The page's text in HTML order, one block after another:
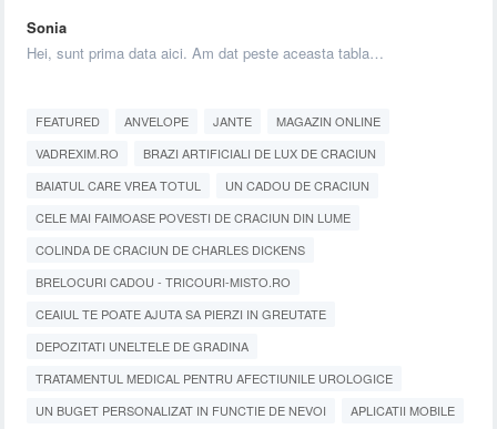
Sonia
Hei, sunt prima data aici. Am dat peste aceasta tabla…
FEATURED ANVELOPE JANTE
MAGAZIN ONLINE
VADREXIM.RO
BRAZI ARTIFICIALI DE LUX DE CRACIUN
BAIATUL CARE VREA TOTUL
UN CADOU DE CRACIUN
CELE MAI FAIMOASE POVESTI DE CRACIUN DIN LUME
COLINDA DE CRACIUN DE CHARLES DICKENS
BRELOCURI CADOU - TRICOURI-MISTO.RO
CEAIUL TE POATE AJUTA SA PIERZI IN GREUTATE
DEPOZITATI UNELTELE DE GRADINA
TRATAMENTUL MEDICAL PENTRU AFECTIUNILE UROLOGICE
UN BUGET PERSONALIZAT IN FUNCTIE DE NEVOI
APLICATII MOBILE